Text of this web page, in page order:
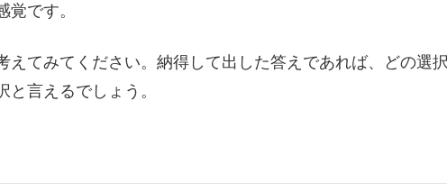
です。
てみてください。納得して出した答えであれば、どの選
言えるでしょう。